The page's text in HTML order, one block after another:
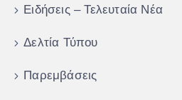
Ειδήσεις – Τελευταία Νέα
Δελτία Τύπου
Παρεμβάσεις